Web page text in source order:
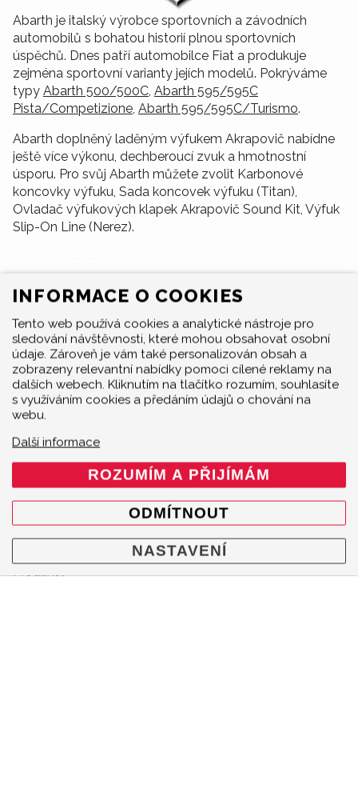
Abarth je italský výrobce sportovních a závodních
automobilů s bohatou historií plnou sportovních
úspěchů. Dnes patří automobilce Fiat a produkuje
zejména sportovní varianty jejích modelů. Pokrýváme
typy Abarth 500/500C Abarth 595/595C
Pista/Competizione Abarth 595/595C/Turismo.
Abarth doplněný laděným výfukem Akrapovič nabídne
ještě více výkonu, dechberoucí zvuk a hmotnostní
úsporu. Pro svůj Abarth můžete zvolit Karbonové
koncovky výfuku, Sada koncovek výfuku (Titan),
Ovladač výfukových klapek Akrapovič Sound Kit, Výfuk
Slip-On Line (Nerez).
MENU
INFORMACE O COOKIES
Tento web používá cookies a analytické nástroje pro
sledování návštěvnosti, které mohou obsahovat osobní
údaje. Zároveň je vám také personalizován obsah a
zobrazeny relevantní nabídky pomoci cílené reklamy na
dalších webech. Kliknutím na tlačítko rozumím, souhlasíte
s využíváním cookies a předáním údajů o chování na
webu.
Další informace
ROZUMÍM A PŘIJÍMÁM
ODMÍTNOUT
NASTAVENÍ